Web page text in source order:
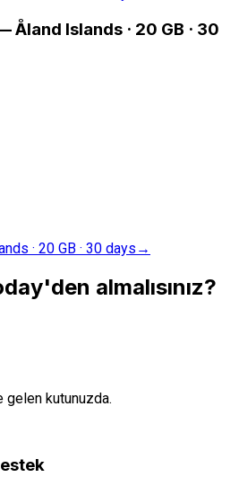
Åland Islands · 20 GB · 30
· 20 GB · 30 days →
almalısınız?
gelen kutunuzda.